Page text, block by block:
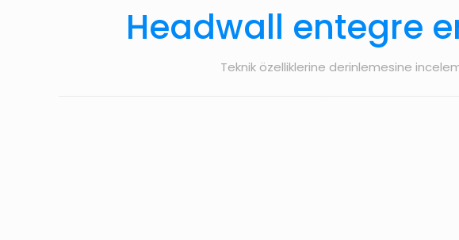
Headwall entegre
Teknik özelliklerine derinlemesine